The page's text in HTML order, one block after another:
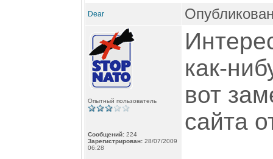
Dear
Опытный пользователь
Сообщений: 224
Зарегистрирован: 28/07/2009
06:28
как-
вот
сайта